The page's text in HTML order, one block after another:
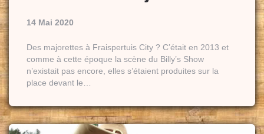
14 Mai 2020
Des majorettes à Fraispertuis City ? C’était en 2013 et
comme à cette époque la scène du Billy’s Show
n’existait pas encore, elles s’étaient produites sur la
place devant le…